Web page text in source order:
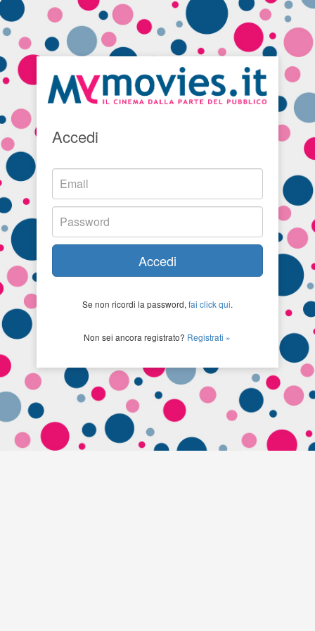
Accedi
Accedi
Se non ricordi la password, fai click qui.
Non sei ancora registrato? Registrati »